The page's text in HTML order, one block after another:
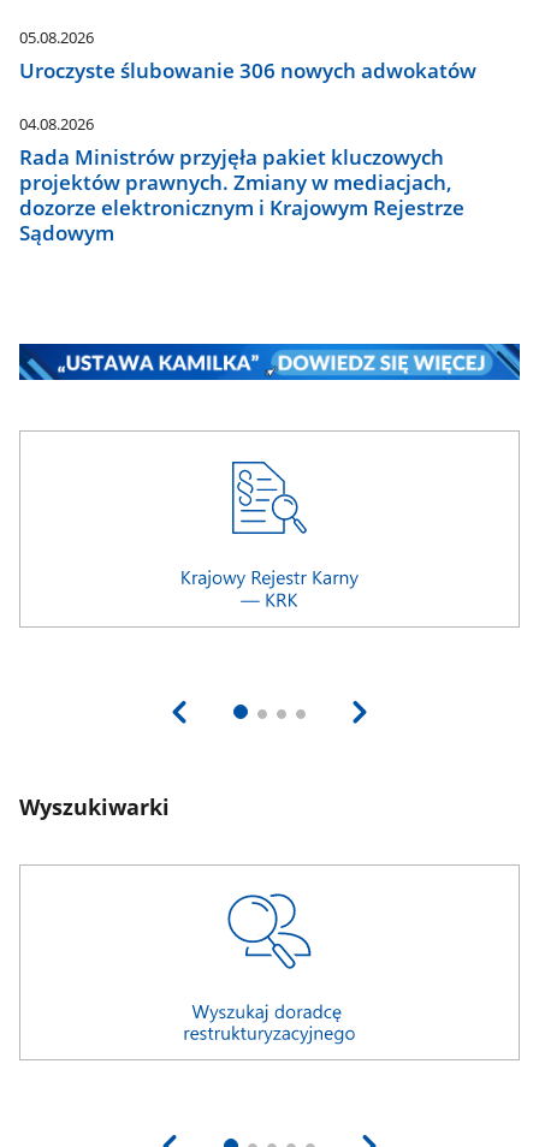
05.08.2026
Uroczyste ślubowanie 306 nowych adwokatów
04.08.2026
Rada Ministrów przyjęła pakiet kluczowych
projektów prawnych. Zmiany w mediacjach,
dozorze elektronicznym i Krajowym Rejestrze
Sądowym
Wyszukiwarki